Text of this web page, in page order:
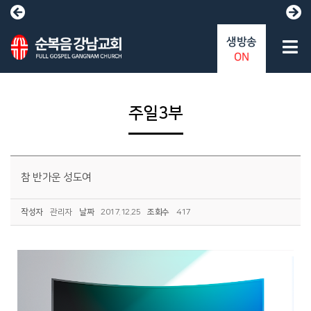
주일3부
참 반가운 성도여
작성자 관리자 날짜 2017.12.25 조회수 417
생방송
ON